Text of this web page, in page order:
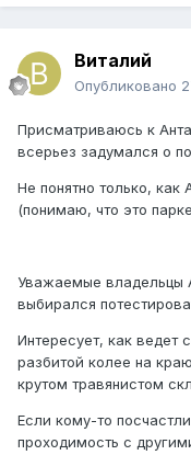
Виталий
Опубликовано
Присматриваюсь к
всерьез задумался о
Не понятно только, как
(понимаю, что это
Уважаемые владельцы
выбирался
Интересует, как ведет
разбитой колее на
крутом травянистом
Если кому-то
проходимость с